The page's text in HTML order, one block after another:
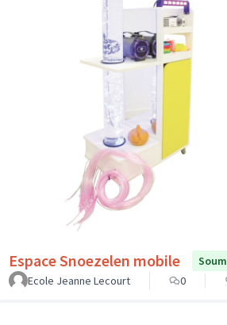
Espace Snoezelen mobile
Ecole Jeanne Lecourt
0